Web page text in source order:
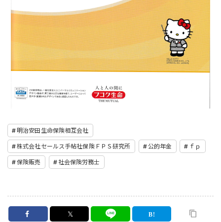
明治安田生命保険相互会社
株式会社セールス手帖社保険ＦＰＳ研究所 公的年金 ｆｐ
保険販売 社会保険労務士
𝕏